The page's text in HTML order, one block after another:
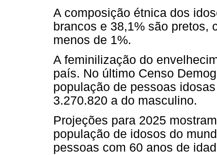
A composição étnica dos
brancos e 38,1% são pretos,
menos de 1%.
A feminilização do
país. No último Censo
população de pessoas
3.270.820 a do masculino.
Projeções para 2025
população de idosos do
pessoas com 60 anos de